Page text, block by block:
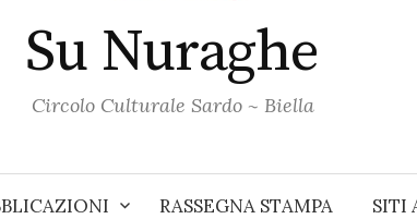
Su Nuraghe
Circolo Culturale Sardo ~ Biella
RASSEGNA STAMPA SITI